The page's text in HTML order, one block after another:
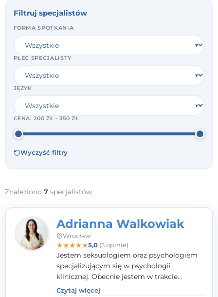
Filtruj specjalistów
FORMA SPOTKANIA
PŁEĆ SPECJALISTY
JĘZYK
CENA:200 ZŁ - 350 ZŁ
Wyczyść filtry
Znaleziono 7 specjalistów
Adrianna Walkowiak
Wrocław
★★★★★5,0(3 opinie)
Jestem seksuologiem oraz psychologiem
specjalizującym się w psychologii
klinicznej. Obecnie jestem w trakcie
szkolenia na psychoterapeutę
Czytaj więcej